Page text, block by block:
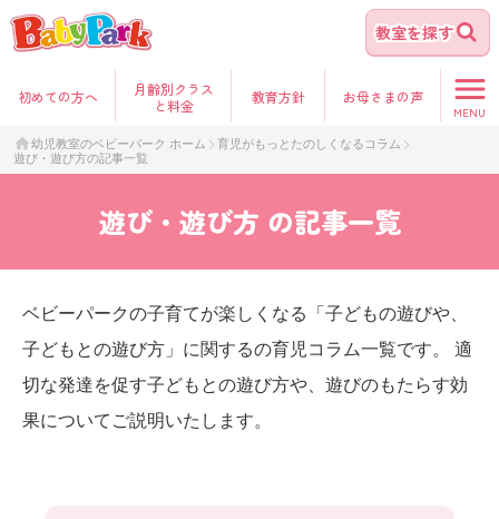
教室を探す
初めての方へ
月齢別クラス
と料金
教育方針 お母さまの声
MENU
幼児教室のベビーパーク ホーム
育児がもっとたのしくなるコラム
遊び・遊び方の記事一覧
遊び・遊び方 の記事一覧
ベビーパークの子育てが楽しくなる「子どもの遊びや、
子どもとの遊び方」に関するの育児コラム一覧です。 適
切な発達を促す子どもとの遊び方や、遊びのもたらす効
果についてご説明いたします。